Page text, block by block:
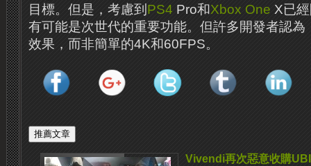
目標。但是，考慮到 PS4 Pro和Xbox One X已
有可能是次世代的重要功能。但許多開發者認為
效果，而非簡單的4K和60FPS。
Vivendi再次惡意收購